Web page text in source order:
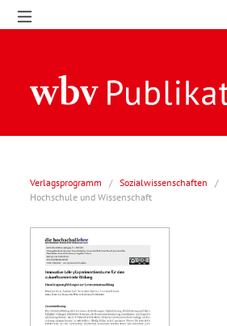
Verlagsprogramm / Sozialwissenschaften
/
Hochschule und Wissenschaft